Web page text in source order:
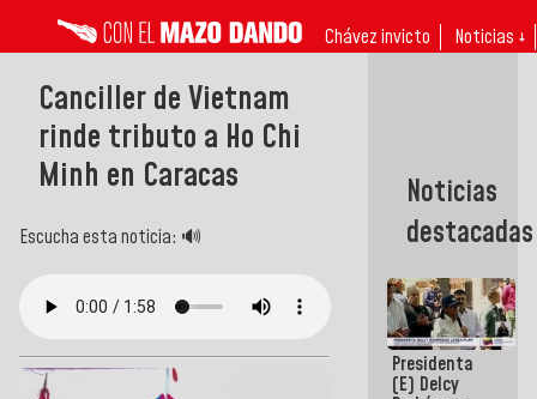
Chávez invicto Noticias ↓
‎Canciller de Vietnam
rinde tributo a Ho Chi
Minh en Caracas
Escucha esta noticia: 🔊
Noticias
destacadas
Presidenta
(E) Delcy